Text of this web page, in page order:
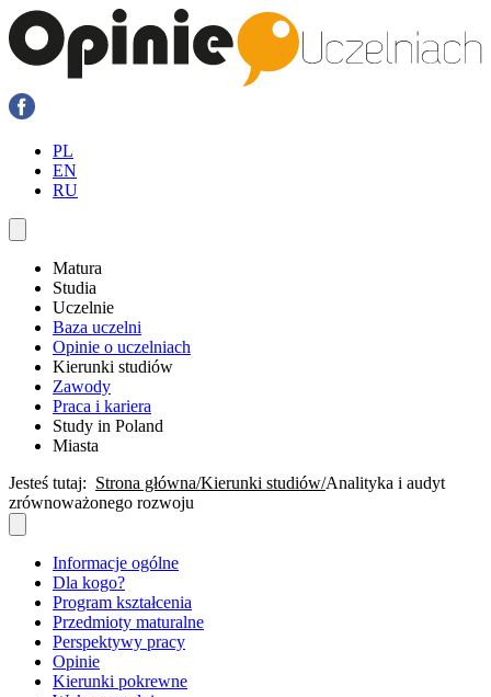
PL
EN
RU
Matura
Studia
Uczelnie
Baza uczelni
Opinie o uczelniach
Kierunki studiów
Zawody
Praca i kariera
Study in Poland
Miasta
Jesteś tutaj: Strona główna Kierunki studiów Analityka i audyt
zrównoważonego rozwoju
Informacje ogólne
Dla kogo?
Program kształcenia
Przedmioty maturalne
Perspektywy pracy
Opinie
Kierunki pokrewne